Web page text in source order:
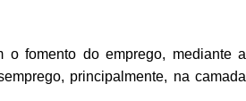
o fomento do emprego, mediante a
principalmente, na camada